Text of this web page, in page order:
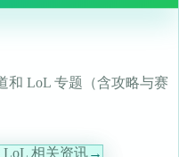
和 LoL 专题（含攻略与赛
LoL 相关资讯→